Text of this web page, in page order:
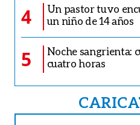
4
Un pastor tuvo
un niño de 14 años
5
Noche sangrienta:
cuatro horas